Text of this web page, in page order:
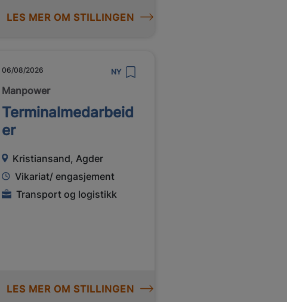
LES MER OM STILLINGEN
06/08/2026 NY
Manpower
Terminalmedarbeid
er
Kristiansand, Agder
Vikariat/ engasjement
Transport og logistikk
LES MER OM STILLINGEN